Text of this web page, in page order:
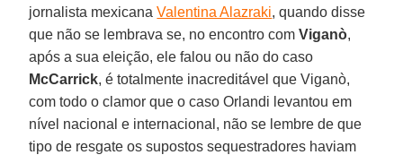
jornalista mexicanaValentina Alazraki, quando disse
que não se lembrava se, no encontro comViganò,
após a sua eleição, ele falou ou não do caso
McCarrick, é totalmente inacreditável que Viganò,
com todo o clamor que o caso Orlandi levantou em
nível nacional e internacional, não se lembre de que
tipo de resgate os supostos sequestradores haviam